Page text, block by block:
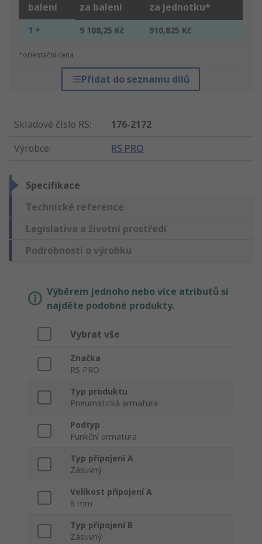
balení za balení za jednotku*
1 + 9 108,25 Kč 910,825 Kč
*orientační cena
Přidat do seznamu dílů
Skladové číslo RS:
176-2172
Výrobce: RS PRO
Specifikace
Technické reference
Legislativa a životní prostředí
Podrobnosti o výrobku
Výběrem jednoho nebo více atributů si
najděte podobné produkty.
Vybrat vše
Značka
RS PRO
Typ produktu
Pneumatická armatura
Podtyp
Funkční armatura
Typ připojení A
Zásuvný
Velikost připojení A
6 mm
Typ připojení B
Zásuvný